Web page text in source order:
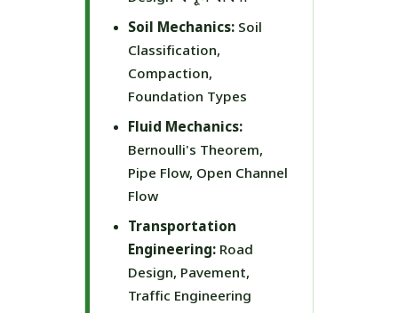
Soil Mechanics:Soil
Classification,
Compaction,
Foundation Types
Fluid Mechanics:
Bernoulli's Theorem,
Pipe Flow, Open Channel
Flow
Transportation
Engineering:Road
Design, Pavement,
Traffic Engineering